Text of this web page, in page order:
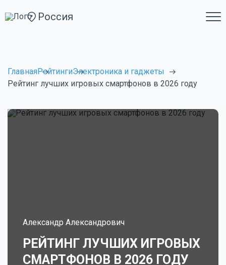
Россия
ГлавнаяРейтингиЭлектроника и гаджеты
Рейтинг лучших игровых смартфонов в 2026 году
Александр Александрович
РЕЙТИНГ ЛУЧШИХ ИГРОВЫХ
СМАРТФОНОВ В 2026 ГОДУ